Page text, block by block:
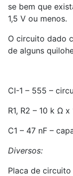
se bem que
1,5 V ou menos.
O circuito dado
de alguns
CI-1 – 555 –
R1, R2 – 10 k Ω x
C1 – 47 nF –
Diversos:
Placa de